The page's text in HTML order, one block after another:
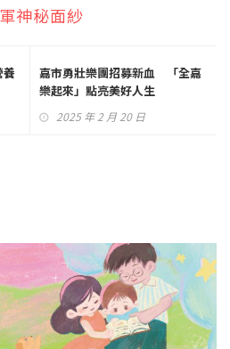
神秘面紗
養
嘉市勇壯樂團招募新血 「全嘉
樂起來」點亮美好人生
2025 年 2 月 20 日